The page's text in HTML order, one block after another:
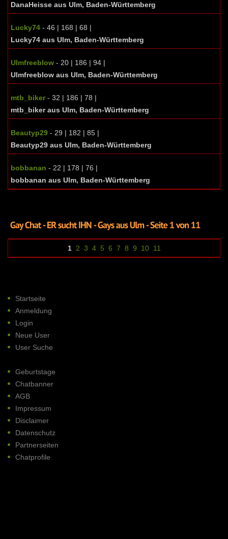
DanaHeisse aus Ulm, Baden-Württemberg
Lucky74 - 46 | 168 | 68 |
Lucky74 aus Ulm, Baden-Württemberg
Ulmfreeblow - 20 | 186 | 94 |
Ulmfreeblow aus Ulm, Baden-Württemberg
mtb_biker- 32 | 186 | 78 |
mtb_biker aus Ulm, Baden-Württemberg
Beautyp29 - 29 | 182 | 85 |
Beautyp29 aus Ulm, Baden-Württemberg
bobbanan - 22 | 178 | 76 |
bobbanan aus Ulm, Baden-Württemberg
1 2 3 4 5 6 7 8 9 10 11
Startseite
Anmeldung
Login
Neue User
User Suche
Geburtstage
Chatbanner
AGB
Impressum
Disclaimer
Datenschutz
Partnerseiten
Chatprofile